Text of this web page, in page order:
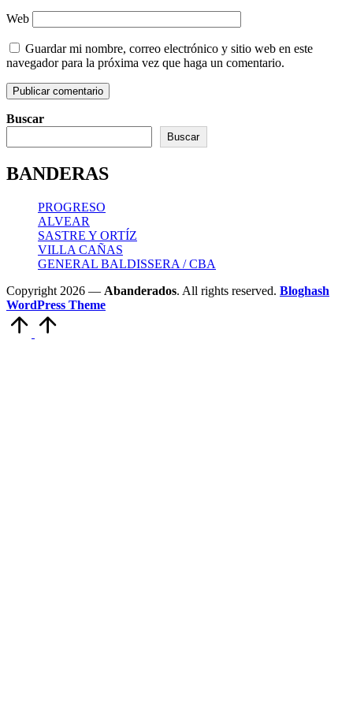
Web
Guardar mi nombre, correo electrónico y sitio web en este
navegador para la próxima vez que haga un comentario.
Buscar
Buscar
BANDERAS
PROGRESO
ALVEAR
SASTRE Y ORTÍZ
VILLA CAÑAS
GENERAL BALDISSERA / CBA
Copyright 2026 — Abanderados. All rights reserved. Bloghash
WordPress Theme